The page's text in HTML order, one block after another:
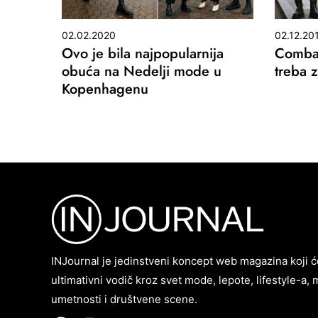
02.02.2020
Ovo je bila najpopularnija
obuća na Nedelji mode u
Kopenhagenu
treba
INJournal je jedinstveni koncept web magazina koji
ultimativni vodič kroz svet mode, lepote, lifestyle-a,
umetnosti i društvene scene.